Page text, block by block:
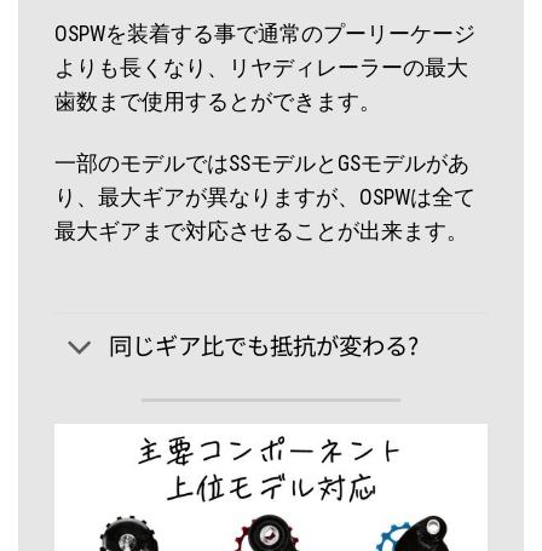
OSPWを装着する事で通常のプーリーケージ
よりも長くなり、リヤディレーラーの最大
歯数まで使用するとができます。
一部のモデルではSSモデルとGSモデルがあ
り、最大ギアが異なりますが、OSPWは全て
最大ギアまで対応させることが出来ます。
同じギア比でも抵抗が変わる?